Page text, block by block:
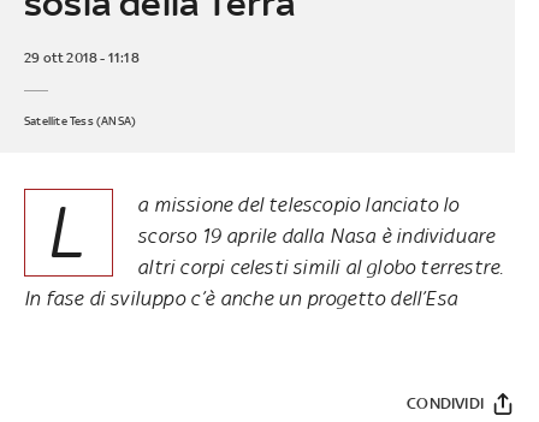
29 ott 2018 - 11:18
Satellite Tess (ANSA)
L
a missione del telescopio lanciato lo
scorso 19 aprile dalla Nasa è individuare
altri corpi celesti simili al globo terrestre.
In fase di sviluppo c’è anche un progetto dell’Esa
CONDIVIDI